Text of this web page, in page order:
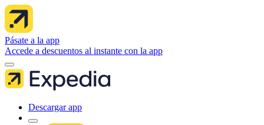
Pásate a la app
Accede a descuentos al instante con la app
Descargar app